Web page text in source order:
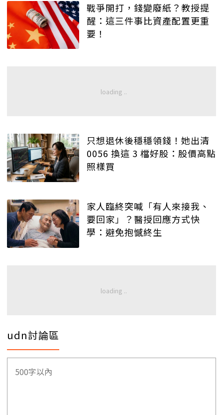
戰爭開打，錢變廢紙？教授提
醒：這三件事比資產配置更重
要！
只想退休後穩穩領錢！她出清
0056 換這 3 檔好股：股價高點
照樣買
家人臨終突喊「有人來接我、
要回家」？醫授回應方式快
學：避免抱憾終生
udn討論區